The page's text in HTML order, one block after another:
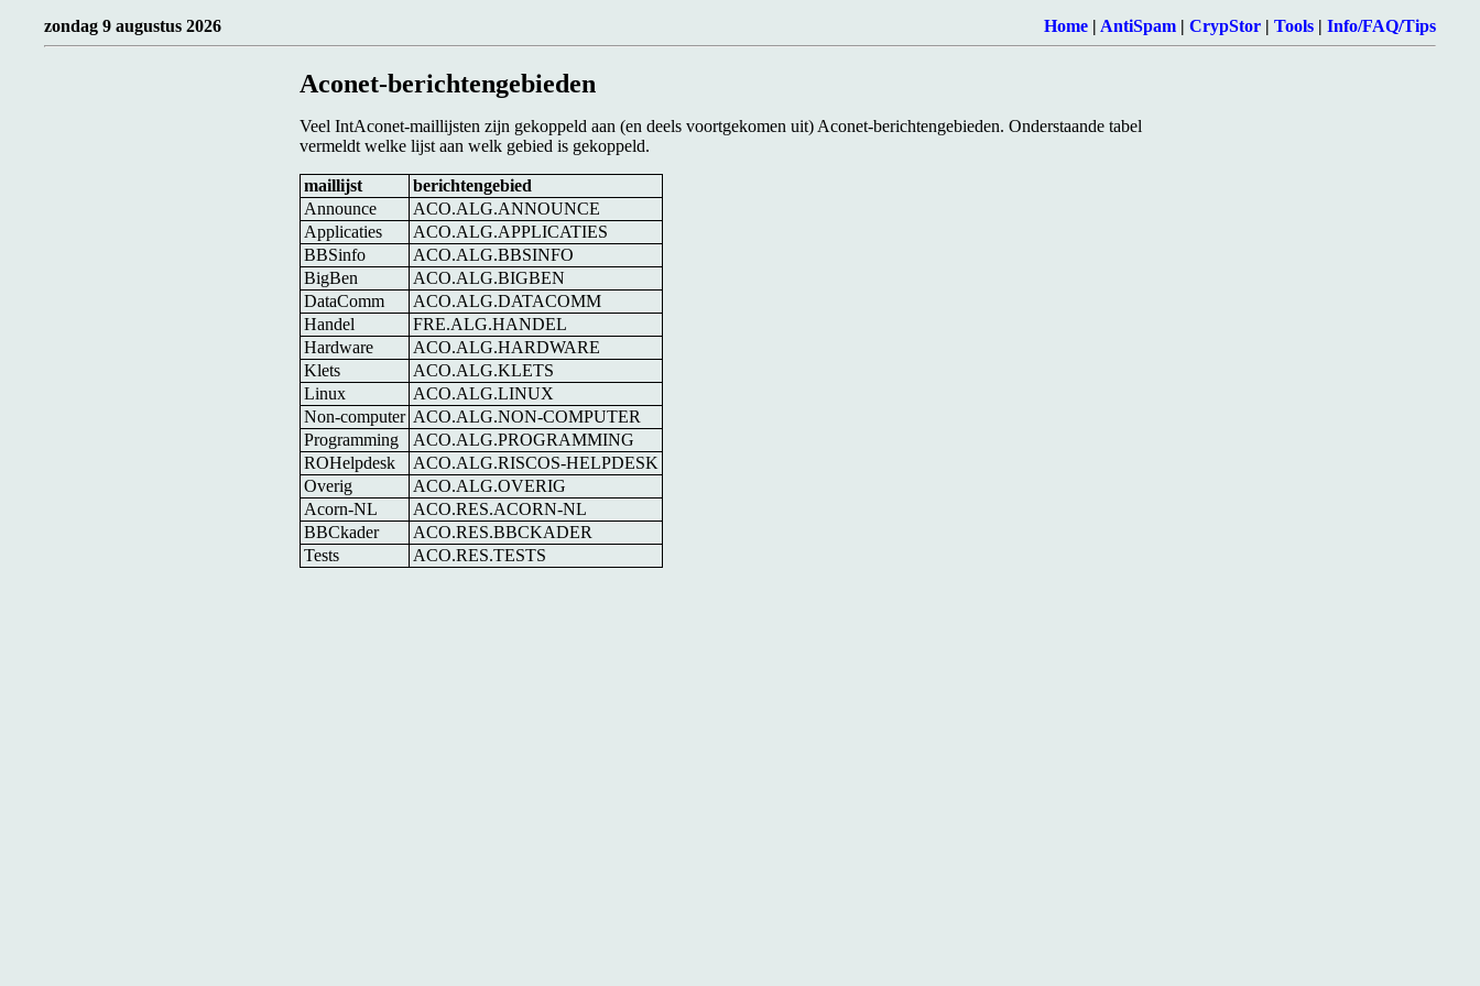
zondag 9 augustus 2026 Home | AntiSpam | CrypStor | Tools | Info/FAQ/Tips
Aconet-berichtengebieden
Veel IntAconet-maillijsten zijn gekoppeld aan (en deels voortgekomen uit) Aconet-berichtengebieden. Onderstaande tabel
vermeldt welke lijst aan welk gebied is gekoppeld.
maillijst
berichtengebied
Announce
ACO.ALG.ANNOUNCE
Applicaties
ACO.ALG.APPLICATIES
BBSinfo
ACO.ALG.BBSINFO
BigBen
ACO.ALG.BIGBEN
DataComm
ACO.ALG.DATACOMM
Handel
FRE.ALG.HANDEL
Hardware
ACO.ALG.HARDWARE
Klets
ACO.ALG.KLETS
Linux
ACO.ALG.LINUX
Non-computer ACO.ALG.NON-COMPUTER
Programming
ACO.ALG.PROGRAMMING
ROHelpdesk
ACO.ALG.RISCOS-HELPDESK
Overig
ACO.ALG.OVERIG
Acorn-NL
ACO.RES.ACORN-NL
BBCkader
ACO.RES.BBCKADER
Tests
ACO.RES.TESTS